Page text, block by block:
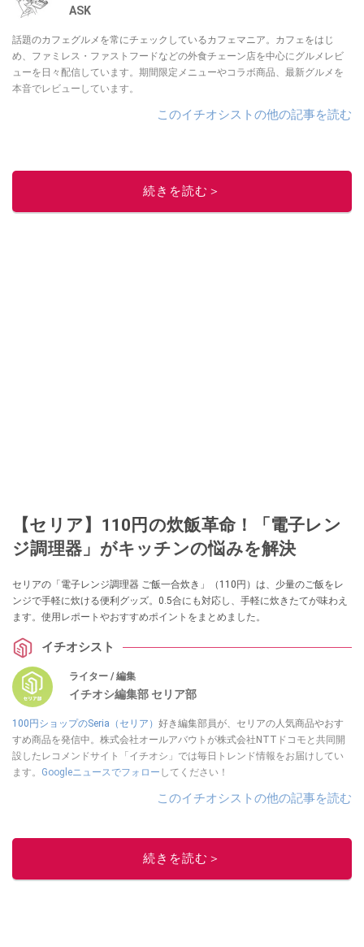
ASK
話題のカフェグルメを常にチェックしているカフェマニア。カフェをはじ
め、ファミレス・ファストフードなどの外食チェーン店を中心にグルメレビ
ューを日々配信しています。期間限定メニューやコラボ商品、最新グルメを
本音でレビューしています。
このイチオシストの他の記事を読む
続きを読む＞
【セリア】110円の炊飯革命！「電子レン
ジ調理器」がキッチンの悩みを解決
セリアの「電子レンジ調理器 ご飯一合炊き」（110円）は、少量のご飯をレ
ンジで手軽に炊ける便利グッズ。0.5合にも対応し、手軽に炊きたてが味わえ
ます。使用レポートやおすすめポイントをまとめました。
イチオシスト
ライター / 編集
イチオシ編集部 セリア部
100円ショップのSeria（セリア） 好き編集部員が、セリアの人気商品やおす
すめ商品を発信中。株式会社オールアバウトが株式会社NTTドコモと共同開
設したレコメンドサイト「イチオシ」では毎日トレンド情報をお届けしてい
ます。 Googleニュースでフォロー してください！
このイチオシストの他の記事を読む
続きを読む＞